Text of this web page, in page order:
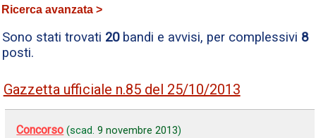
Ricerca avanzata >
Sono stati trovati 20bandi e avvisi, per complessivi 8
posti.
Gazzetta ufficiale n.85 del 25/10/2013
Concorso (scad.9 novembre 2013)